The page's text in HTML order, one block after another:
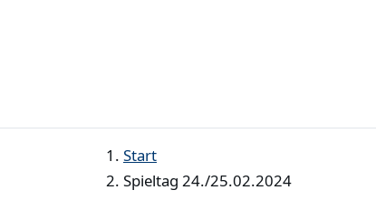
Start
Spieltag 24./25.02.2024